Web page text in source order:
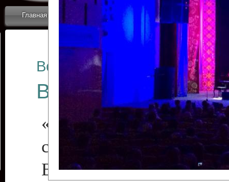
Главная Приветствие Коллективы Новости
ОТЧЕТЫ ГКЦ
Все отчеты
Весенние россыпи
«С джазом по
сердце!»
В программе